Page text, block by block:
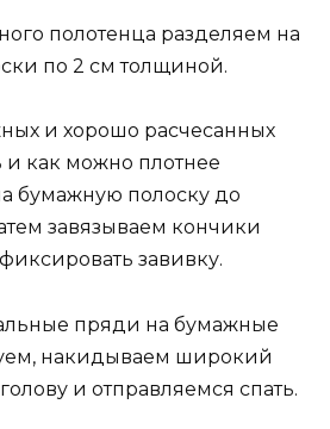
полотенца разделяем на
по 2 см толщиной.
и хорошо расчесанных
и как можно плотнее
бумажную полоску до
завязываем кончики
завивку.
пряди на бумажные
накидываем широкий
и отправляемся спать.